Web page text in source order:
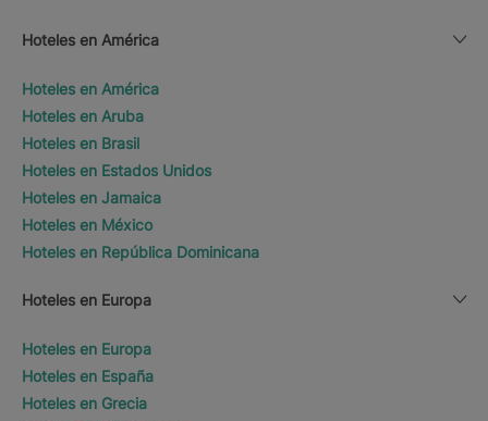
Hoteles en América
Hoteles en América
Hoteles en Aruba
Hoteles en Brasil
Hoteles en Estados Unidos
Hoteles en Jamaica
Hoteles en México
Hoteles en República Dominicana
Hoteles en Europa
Hoteles en Europa
Hoteles en España
Hoteles en Grecia